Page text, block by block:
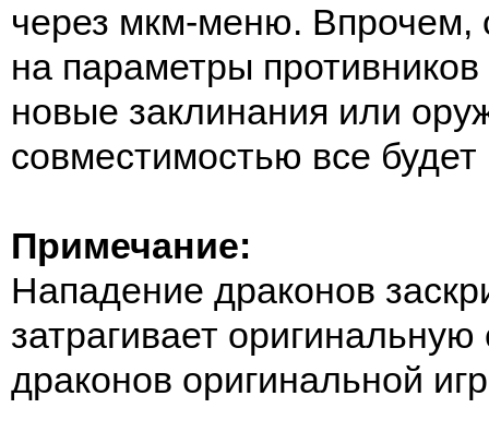
через мкм-меню. Впрочем,
на параметры
новые заклинания или
совместимостью все будет
Примечание:
Нападение драконов
затрагивает
драконов оригинальной